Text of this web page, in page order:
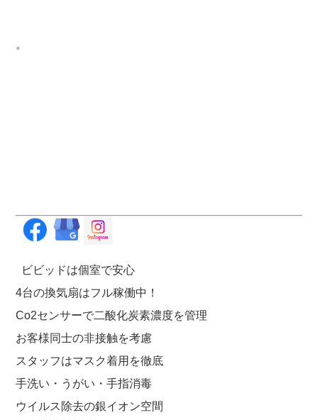
。
ビビッドは個室で安心
4台の換気扇はフル稼働中！
Co2センサーで二酸化炭素濃度を管理
お客様同士の非接触を考慮
スタッフはマスク着用を徹底
手洗い・うがい・手指消毒
ウイルス除去の銀イオン空間